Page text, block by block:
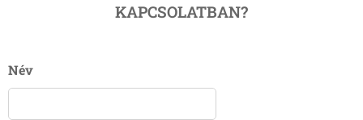
KAPCSOLATBAN?
Név